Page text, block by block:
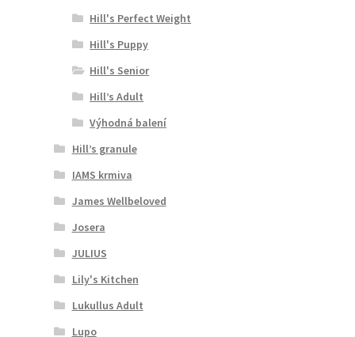
Hill's Perfect Weight
Hill's Puppy
Hill's Senior
Hill’s Adult
Výhodná balení
Hill’s granule
IAMS krmiva
James Wellbeloved
Josera
JULIUS
Lily's Kitchen
Lukullus Adult
Lupo